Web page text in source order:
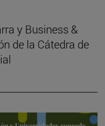
y Business &
de la Cátedra de